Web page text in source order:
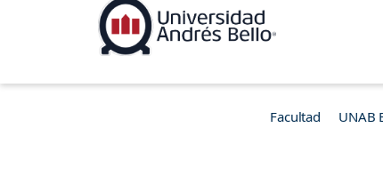
Facultad UNAB